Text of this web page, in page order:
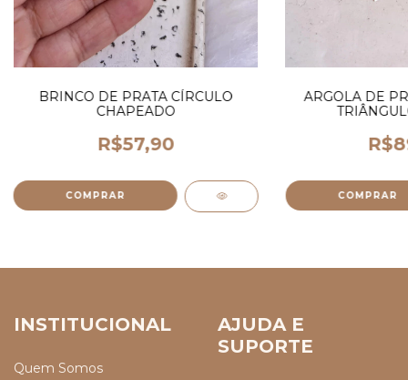
BRINCO DE PRATA CÍRCULO
CHAPEADO
R$57,90
ARGOLA DE
INSTITUCIONAL
Quem Somos
AJUDA E
SUPORTE